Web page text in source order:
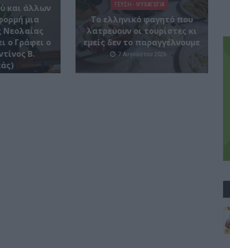
και άλλων
μια
Νεολαίας
ο Γράφει ο
Β.
ΓΕΎΣΗ - ΨΥΧΑΓΩΓΊΑ
Το ελληνικό φαγητό που
λατρεύουν οι τουρίστες κι
εμείς δεν το παραγγέλνουμε
7 Αυγούστου 2026